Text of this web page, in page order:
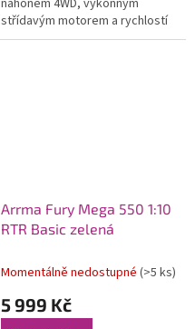
náhonem 4WD, výkonným
střídavým motorem a rychlostí
až 80 km/h. Nezávislé zavěšení,
Arrma Fury Mega 550 1:10
RTR Basic zelená
Momentálně nedostupné (>5 ks)
5 999 Kč